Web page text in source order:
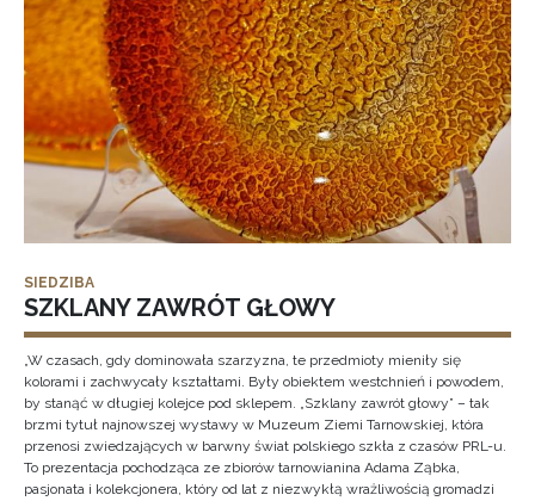
SIEDZIBA
SZKLANY ZAWRÓT GŁOWY
„W czasach, gdy dominowała szarzyzna, te przedmioty mieniły się
kolorami i zachwycały kształtami. Były obiektem westchnień i powodem,
by stanąć w długiej kolejce pod sklepem. „Szklany zawrót głowy” – tak
brzmi tytuł najnowszej wystawy w Muzeum Ziemi Tarnowskiej, która
przenosi zwiedzających w barwny świat polskiego szkła z czasów PRL-u.
To prezentacja pochodząca ze zbiorów tarnowianina Adama Ząbka,
pasjonata i kolekcjonera, który od lat z niezwykłą wrażliwością gromadzi